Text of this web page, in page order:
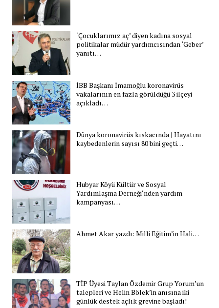
‘Çocuklarımız aç’ diyen kadına sosyal
politikalar müdür yardımcısından ‘Geber’
yanıtı…
İBB Başkanı İmamoğlu koronavirüs
vakalarının en fazla görüldüğü 3 ilçeyi
açıkladı…
Dünya koronavirüs kıskacında | Hayatını
kaybedenlerin sayısı 80 bini geçti…
Hubyar Köyü Kültür ve Sosyal
Yardımlaşma Derneği‘nden yardım
kampanyası…
Ahmet Akar yazdı: Milli Eğitim’in Hali…
TİP Üyesi Taylan Özdemir Grup Yorum’un
talepleri ve Helin Bölek’in anısına iki
günlük destek açlık grevine başladı!